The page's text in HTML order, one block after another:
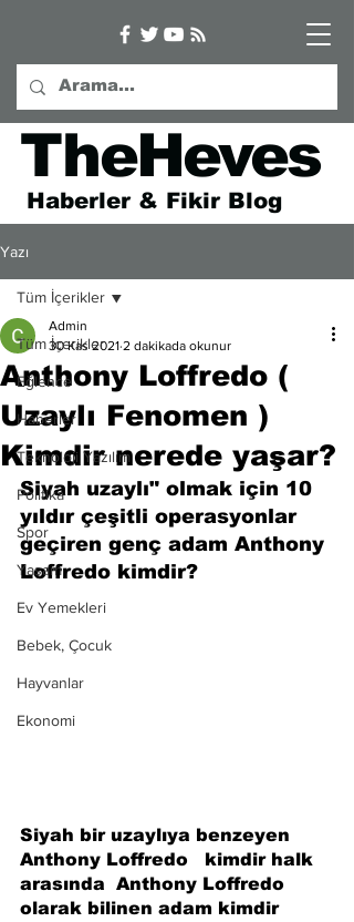
TheHeves
Haberler & Fikir Blog
Yazı
Tüm İçerikler
Eğlence
Haberler
Teknoloji Yazılım
Politika
Spor
Yaşam
Ev Yemekleri
Bebek, Çocuk
Hayvanlar
Ekonomi
Tüm İçerikler
Anthony Loffredo (
Uzaylı Fenomen )
Kimdir nerede yaşar?
Admin
30 Kas 2021 2 dakikada okunur
Siyah uzaylı" olmak için 10
yıldır çeşitli operasyonlar
geçiren genç adam Anthony
Loffredo kimdir?
Siyah bir uzaylıya benzeyen
Anthony Loffredo   kimdir halk
arasında  Anthony Loffredo
olarak bilinen adam kimdir